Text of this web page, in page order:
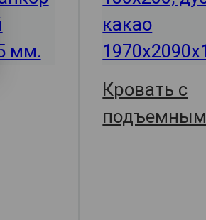
Кровать с
подъемным